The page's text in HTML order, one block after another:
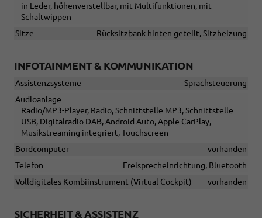
in Leder, höhenverstellbar, mit Multifunktionen, mit
Schaltwippen
Sitze
Rücksitzbank hinten geteilt, Sitzheizung
INFOTAINMENT & KOMMUNIKATION
Assistenzsysteme
Sprachsteuerung
Audioanlage
Radio/MP3-Player, Radio, Schnittstelle MP3, Schnittstelle
USB, Digitalradio DAB, Android Auto, Apple CarPlay,
Musikstreaming integriert, Touchscreen
Bordcomputer
vorhanden
Telefon
Freisprecheinrichtung, Bluetooth
Volldigitales Kombiinstrument (Virtual Cockpit)
vorhanden
SICHERHEIT & ASSISTENZ